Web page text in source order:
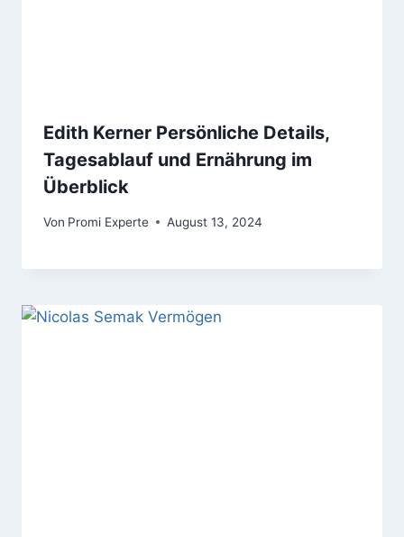
Edith Kerner Persönliche Details,
Tagesablauf und Ernährung im
Überblick
Von Promi Experte August 13, 2024